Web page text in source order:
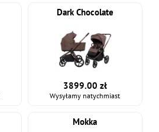
Dark Chocolate
3899.00 zł
Wysyłamy natychmiast
Mokka